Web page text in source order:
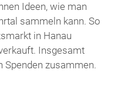
Ideen, wie man
sammeln kann. So
in Hanau
Insgesamt
Spenden zusammen.